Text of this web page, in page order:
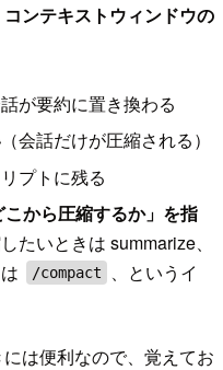
コンテキストウィンドウの
が要約に置き換わる
（会話だけが圧縮される）
プトに残る
こから圧縮するか」を指
たいときは summarize、
/compact
、というイ
は便利なので、覚えてお